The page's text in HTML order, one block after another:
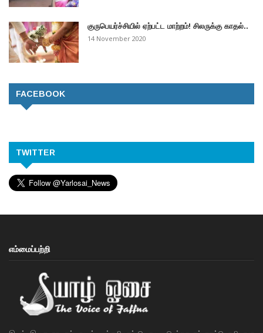
குருபெயர்ச்சியில் ஏற்பட்ட மாற்றம்! சிலருக்கு காதல்..
14 November 2020
FACEBOOK
TWITTER
எம்மைப்பற்றி